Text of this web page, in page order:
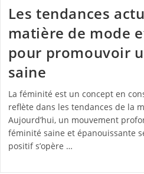
Les tendances
matière de mode
pour promouvoir
saine
La féminité est un concept en
reflète dans les tendances de la
Aujourd’hui, un mouvement
féminité saine et épanouissante
positif s’opère …